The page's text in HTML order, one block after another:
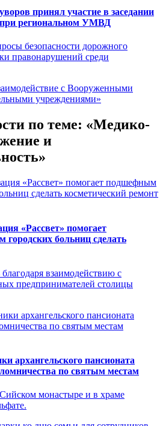
принял участие в заседании
при региональном УМВД
безопасности дорожного
правонарушений среди
с Вооруженными
учреждениями»
по теме: «Медико-
и
«Рассвет» помогает
больниц сделать
взаимодействию с
предпринимателей столицы
архангельского пансионата
по святым местам
монастыре и в храме